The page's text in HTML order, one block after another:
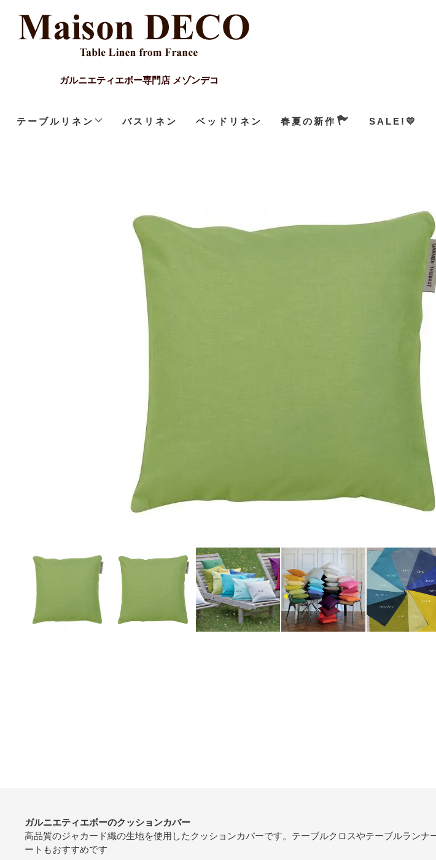
ガルニエティエボー専門店 メゾンデコ
テーブルリネン バスリネン ベッドリネン 春夏の新作 SALE!💛
ガルニエティエボーのクッションカバー
高品質のジャカード織の生地を使用したクッションカバーです。テーブルクロスやテーブルランナ
ートもおすすめです